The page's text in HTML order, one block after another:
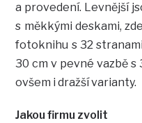
a provedení. Levnější
s měkkými deskami,
fotoknihu s 32
30 cm v pevné vazbě s
ovšem i dražší varianty.
Jakou firmu zvolit